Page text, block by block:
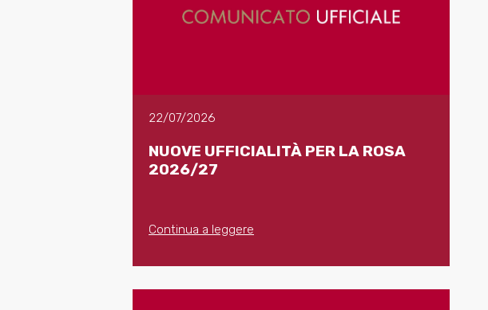
22/07/2026
NUOVE UFFICIALITÀ PER LA ROSA
2026/27
Continua a leggere